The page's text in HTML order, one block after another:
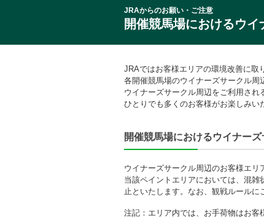
JRAからのお願い・ご注意
開催競馬場におけるウ
JRAではお客様エリアの環境改善に取
各開催競馬場のウイナーズサークル周
ウイナーズサークル周辺をご利用され
ひとりでも多くのお客様がお楽しみい
開催競馬場におけるウイナー
ウイナーズサークル周辺のお客様エリ
当該ペイントエリアにおいては、混
止といたします。なお、観戦ルール
注記： エリア内では、お手荷物はお客